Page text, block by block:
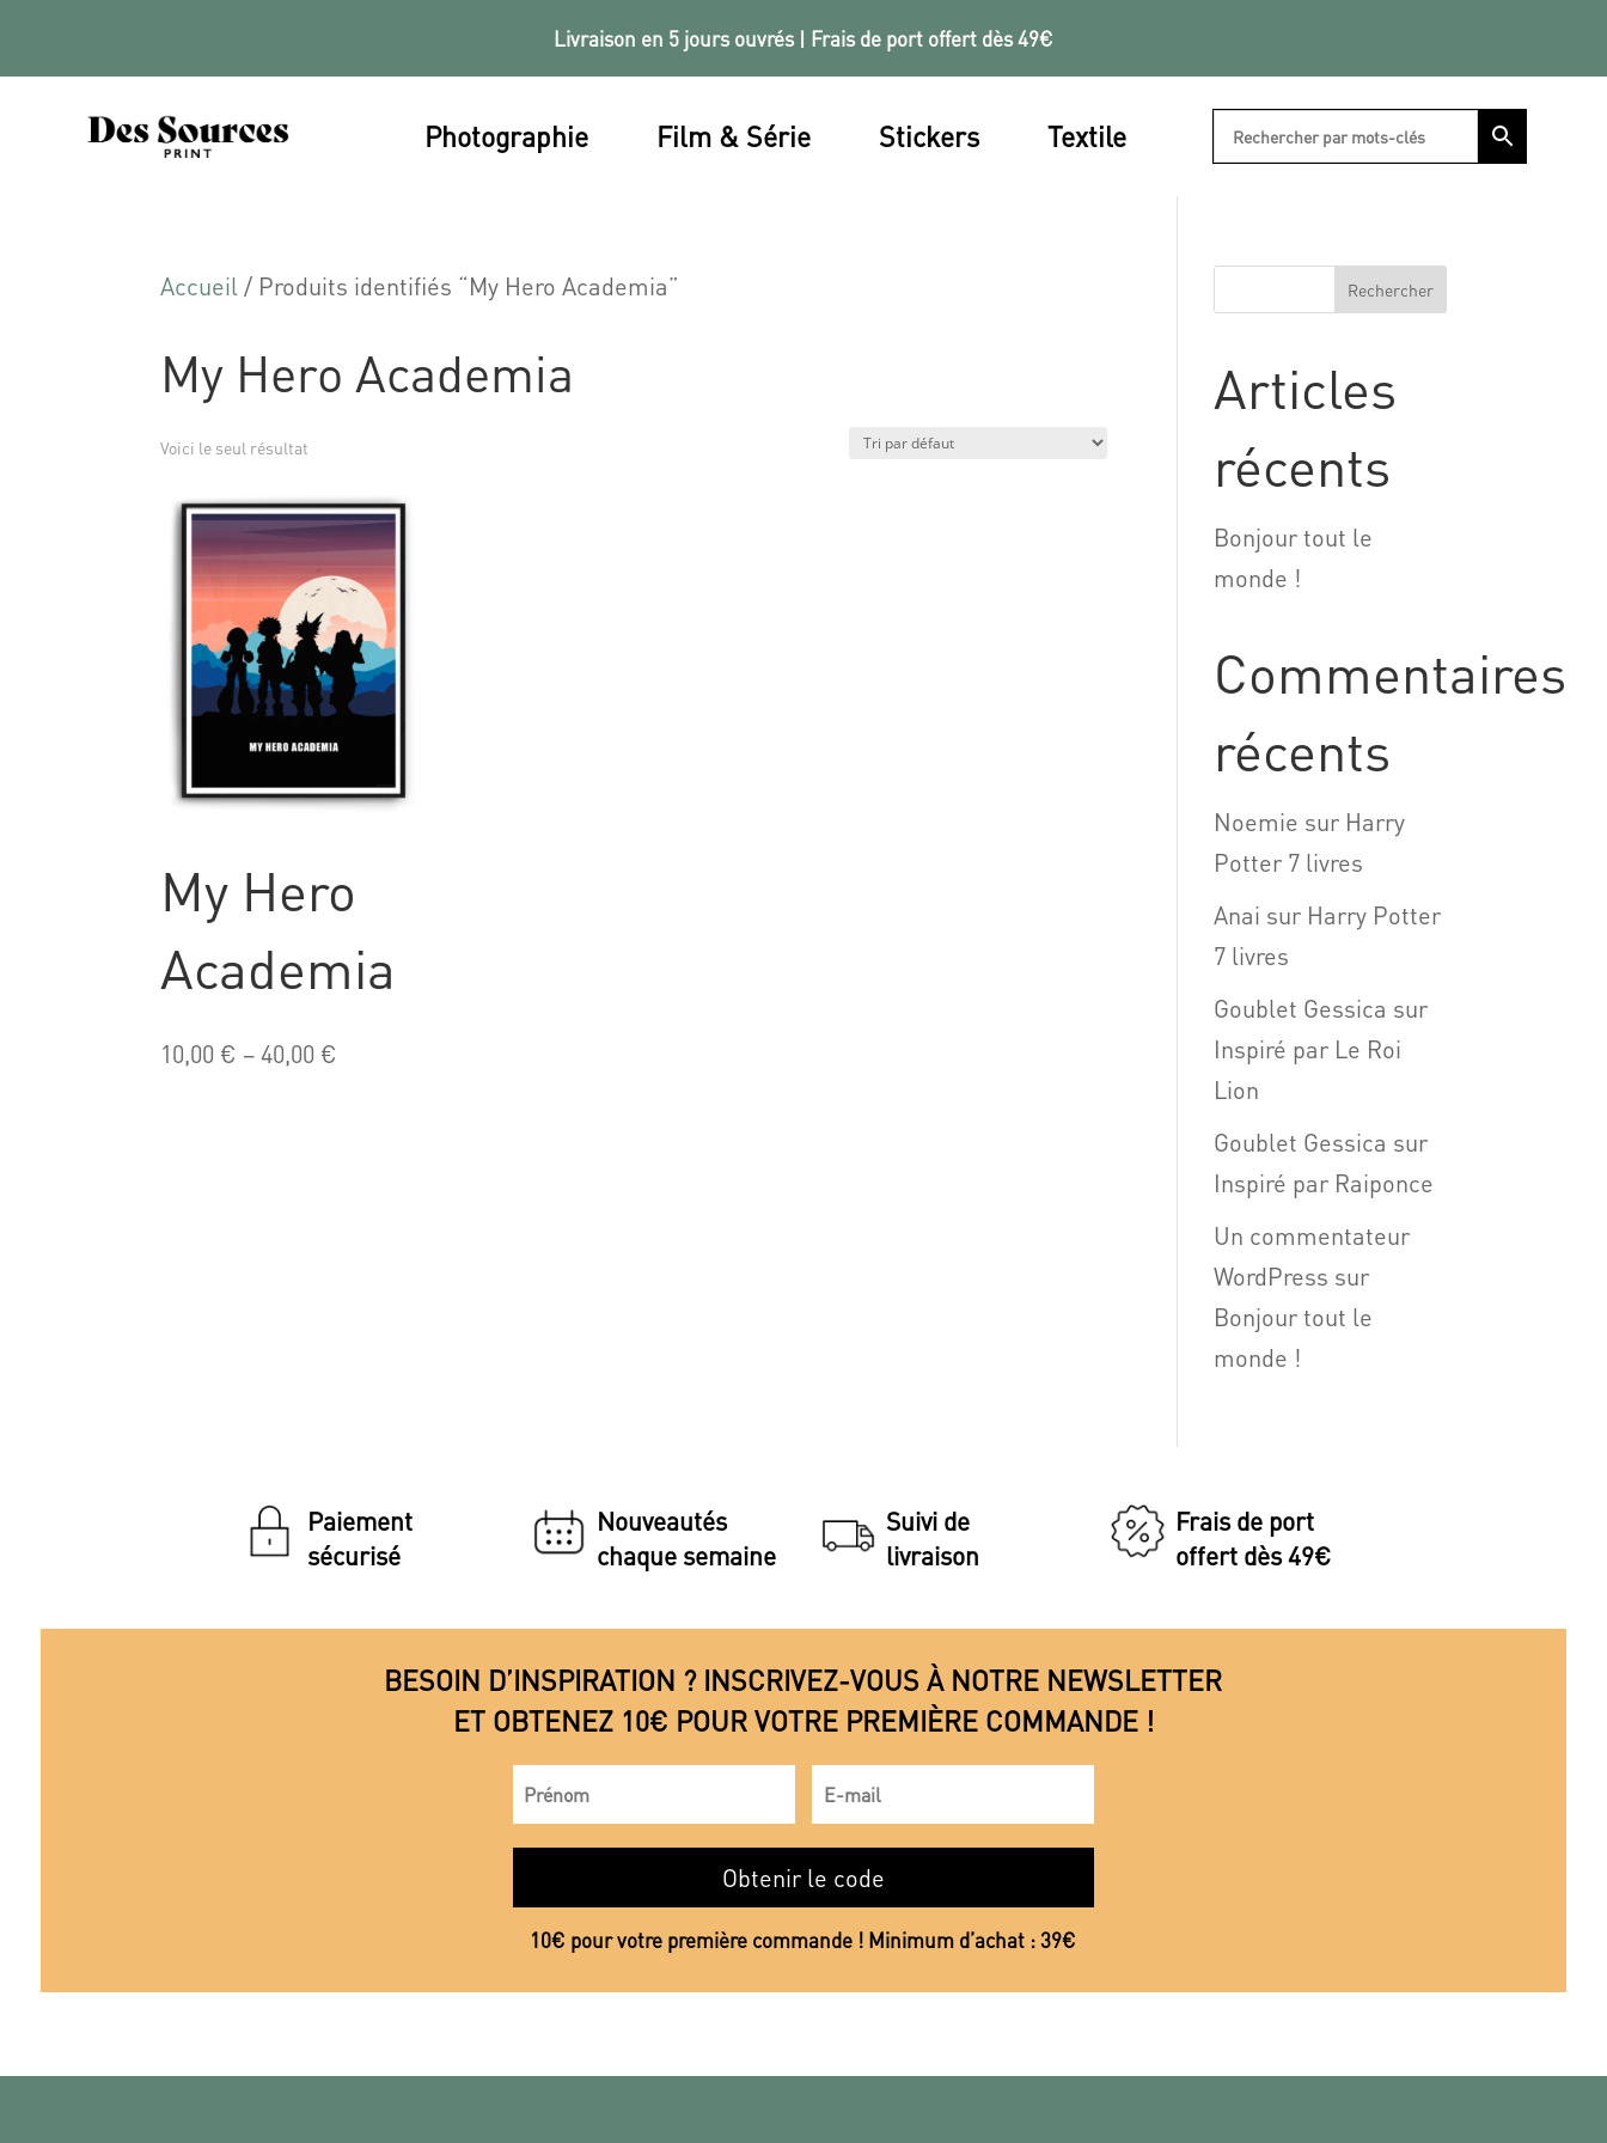
Livraison en 5 jours ouvrés | Frais de port offert dès 49€
Photographie Film & Série Stickers Textile
Accueil / Produits identifiés “My Hero Academia”
My Hero Academia
Voici le seul résultat
My Hero
Academia
10,00 € –40,00 €
Rechercher
Articles
récents
Bonjour tout le
monde !
Commentaires
récents
Noemie sur Harry
Potter 7 livres
Anai sur Harry Potter
7 livres
Goublet Gessica sur
Inspiré par Le Roi
Lion
Goublet Gessica sur
Inspiré par Raiponce
Un commentateur
WordPress sur
Bonjour tout le
monde !
Paiement
sécurisé
Nouveautés
chaque semaine
Suivi de
livraison
Frais de port
offert dès 49€
BESOIN D’INSPIRATION ? INSCRIVEZ-VOUS À NOTRE NEWSLETTER
ET OBTENEZ 10€ POUR VOTRE PREMIÈRE COMMANDE !
Obtenir le code
10€ pour votre première commande ! Minimum d’achat : 39€